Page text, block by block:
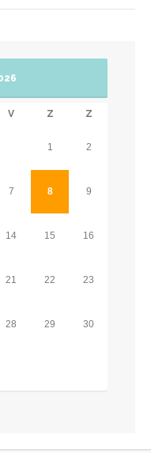
en de villa. Bewoners
woonstudio de […]
V Z Z
1 2
7 8 9
14 15 16
21 22 23
28 29 30